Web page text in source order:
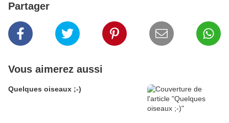
Partager
Vous aimerez aussi
Quelques oiseaux ;-)